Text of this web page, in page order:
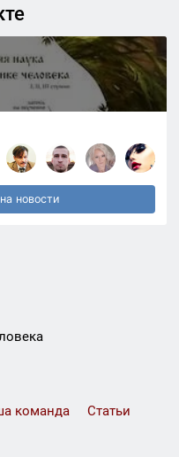
новости
команда
Статьи